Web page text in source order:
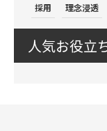
採用 理念浸透
人気お役立